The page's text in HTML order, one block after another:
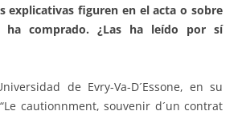
explicativas figuren en el acta o sobre
comprado. ¿Las ha leído por sí
de Evry-Va-D´Essone, en su
cautionnment, souvenir d´un contrat